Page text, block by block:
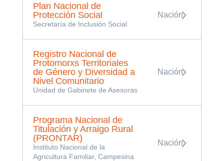
Plan Nacional de
Protección Social
Secretaría de Inclusión Social
Nación
Registro Nacional de
Protomorxs Territoriales
de Género y Diversidad a
Nivel Comunitario
Unidad de Gabinete de Asesoras
Nación
Programa Nacional de
Titulación y Arraigo Rural
(PRONTAR)
Instituto Nacional de la
Agricultura Familiar, Campesina
Nación